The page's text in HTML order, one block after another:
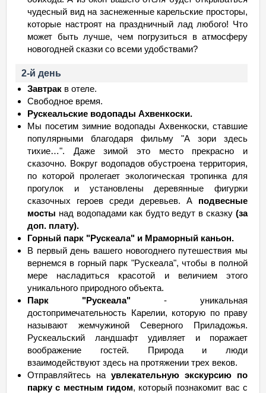
чудесный вид на заснеженные карельские просторы,
которые настроят на праздничный лад любого! Что
может быть лучше, чем погрузиться в атмосферу
новогодней сказки со всеми удобствами?
2-й день
Завтрак в отеле.
Свободное время.
Рускеальские водопады Ахвенкоски.
Мы посетим зимние водопады Ахвенкоски, ставшие
популярными благодаря фильму "А зори здесь
тихие…". Даже зимой это место прекрасно и
сказочно. Вокруг водопадов обустроена территория,
по которой пролегает экологическая тропинка для
прогулок и установлены деревянные фигурки
сказочных героев среди деревьев. А подвесные
мосты над водопадами как будто ведут в сказку (за
доп. плату).
Горный парк "Рускеала" и Мраморный каньон.
В первый день вашего новогоднего путешествия мы
вернемся в горный парк "Рускеала", чтобы в полной
мере насладиться красотой и величием этого
уникального природного объекта.
Парк "Рускеала" - уникальная
достопримечательность Карелии, которую по праву
называют жемчужиной Северного Приладожья.
Рускеальский ландшафт удивляет и поражает
воображение гостей. Природа и люди
взаимодействуют здесь на протяжении трех веков.
Отправляйтесь на увлекательную экскурсию по
парку с местным гидом, который познакомит вас с